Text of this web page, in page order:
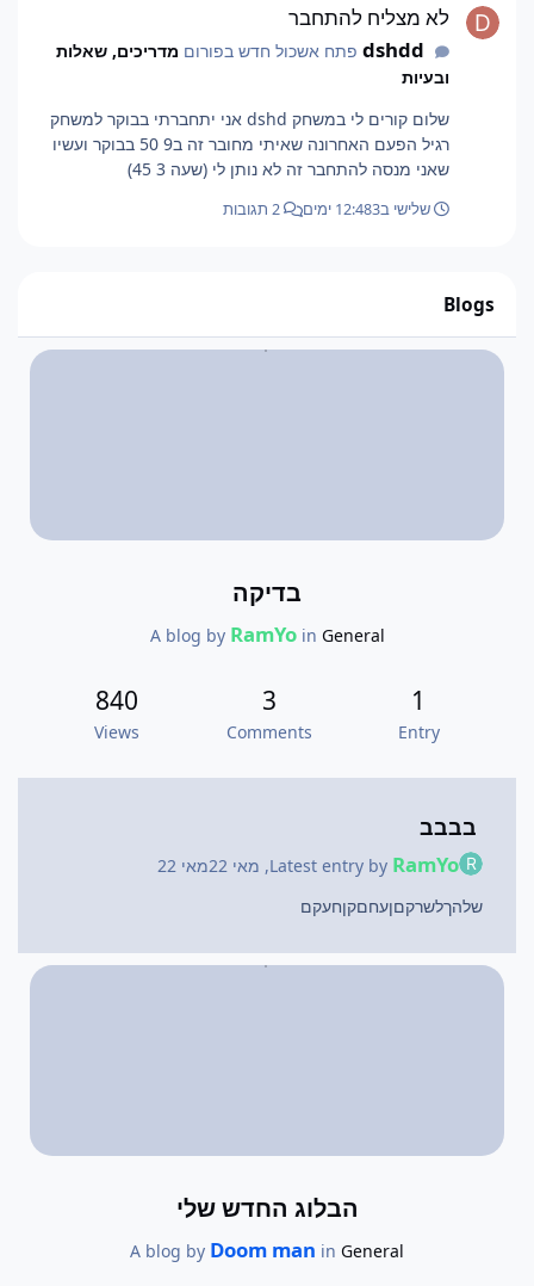
לא מצליח להתחבר
dshddפתח אשכול חדש בפורום מדריכים, שאלות
ובעיות
שלום קורים לי במשחק dshd אני יתחברתי בבוקר למשחק
רגיל הפעם האחרונה שאיתי מחובר זה ב9 50 בבוקר ועשיו
שאני מנסה להתחבר זה לא נותן לי (שעה 3 45)
שלישי ב12:483 ימים
Blogs
בדיקה
A blog by RamYoin General
1
Entry
3
Comments
840
Views
בבבב
Latest entry by RamYo
, מאי 22
מאי 22
שלהךלשרקםןעחםקןחעקם
הבלוג החדש שלי
A blog by Doom man in General